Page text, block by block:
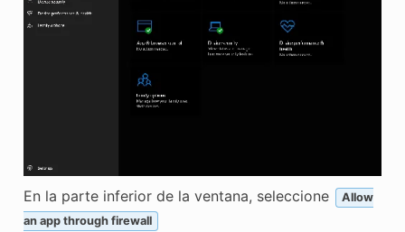
En la parte inferior de la ventana, seleccione
Allow
an app through firewall